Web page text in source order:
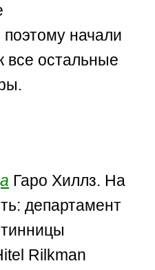
начали
все остальные
Гаро Хиллз. На
департамент
Rilkman